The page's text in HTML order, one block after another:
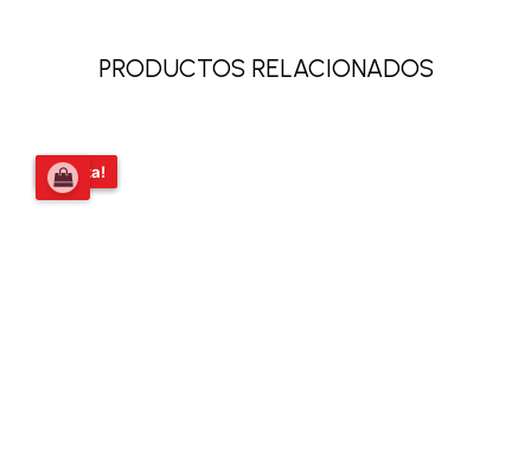
PRODUCTOS RELACIONADOS
¡Oferta!
¡Oferta!